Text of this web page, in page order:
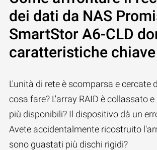
dei dati da NAS
SmartStor A6-CLD
caratteristiche chiave
L'unità di rete è scomparsa e cercate
cosa fare? L'array RAID è collassato
più disponibili? Il dispositivo dà un
Avete accidentalmente ricostruito
sono guastati più dischi rigidi?